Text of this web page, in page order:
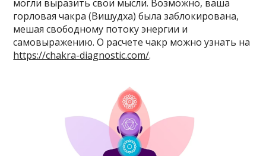
могли выразить свои мысли. Возможно, ваша
горловая чакра (Вишудха) была заблокирована,
мешая свободному потоку энергии и
самовыражению. О расчете чакр можно узнать на
https://chakra-diagnostic.com/.